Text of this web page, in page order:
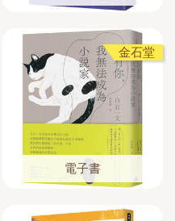
金石堂
電子書